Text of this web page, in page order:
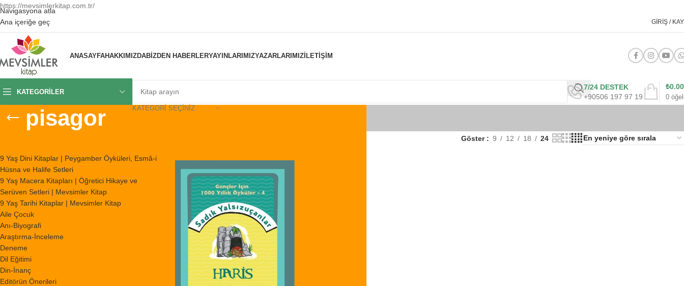
https://mevsimlerkitap.com.tr/
Navigasyona atla
Ana içeriğe geç
GIRIŞ /
ANASAYFAHAKKIMIZDABIZDEN HABERLERYAYINLARIMIZYAZARLARIMIZİLETIŞIM
KATEGORILER
KATEGORI SEÇINIZ
7/24 DESTEK
+90506 197 97 19
0
₺0.00
pisagor
9 Yaş Dini Kitaplar | Peygamber Öyküleri, Esmâ-i
Hüsna ve Halife Setleri
9 Yaş Macera Kitapları | Öğretici Hikaye ve
Serüven Setleri | Mevsimler Kitap
9 Yaş Tarihi Kitaplar | Mevsimler Kitap
Aile Çocuk
Anı-Biyografi
Araştırma-İnceleme
Deneme
Dil Eğitimi
Din-İnanç
Editörün Önerileri
Göster 9 12 18 24